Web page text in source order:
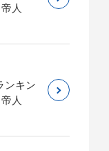
人
ンキン
人